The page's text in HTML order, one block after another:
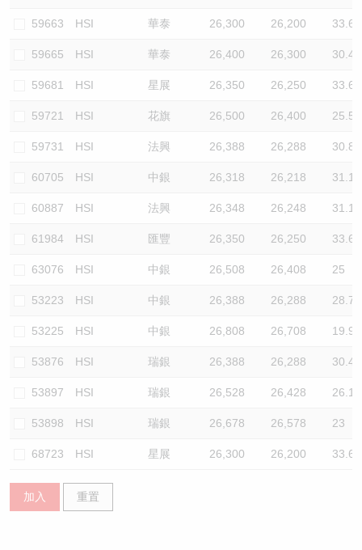
59663 HSI 華泰 26,300 26,200 33.6
59665 HSI 華泰 26,400 26,300 30.4
59681 HSI 星展 26,350 26,250 33.6
59721 HSI 花旗 26,500 26,400 25.5
59731 HSI 法興 26,388 26,288 30.8
60705 HSI 中銀 26,318 26,218 31.1
60887 HSI 法興 26,348 26,248 31.1
61984 HSI 匯豐 26,350 26,250 33.6
63076 HSI 中銀 26,508 26,408 25
53223 HSI 中銀 26,388 26,288 28.7
53225 HSI 中銀 26,808 26,708 19.9
53876 HSI 瑞銀 26,388 26,288 30.4
53897 HSI 瑞銀 26,528 26,428 26.1
53898 HSI 瑞銀 26,678 26,578 23
68723 HSI 星展 26,300 26,200 33.6
加入 重置